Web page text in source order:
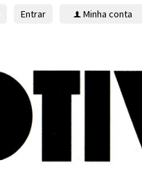
Entrar f Minha conta